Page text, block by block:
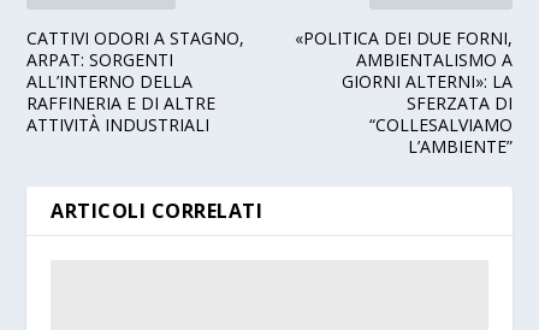
CATTIVI ODORI A STAGNO,
ARPAT: SORGENTI
ALL’INTERNO DELLA
RAFFINERIA E DI ALTRE
ATTIVITÀ INDUSTRIALI
«POLITICA DEI DUE FORNI,
AMBIENTALISMO A
GIORNI ALTERNI»: LA
SFERZATA DI
“COLLESALVIAMO
L’AMBIENTE”
ARTICOLI CORRELATI